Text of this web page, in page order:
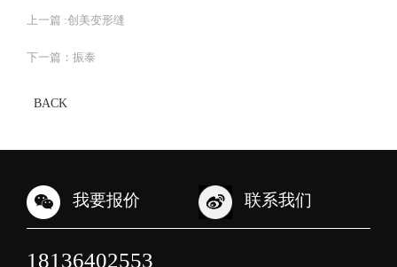
上一篇 :创美变形缝
下一篇： 振泰
BACK
我要报价 联系我们
18136402553